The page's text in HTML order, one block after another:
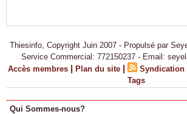
Thiesinfo, Copyright Juin 2007 - Propulsé par
Service Commercial: 772150237 - Email:
Accès membres | Plan du site | Syndication
Tags
Qui Sommes-nous?